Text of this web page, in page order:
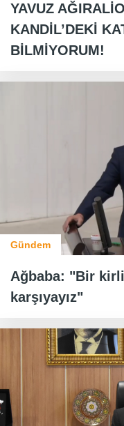
YAVUZ
KANDİL’DEKİ
BİLMİYORUM!
Gündem
Ağbaba: "Bir kirli
karşıyayız"